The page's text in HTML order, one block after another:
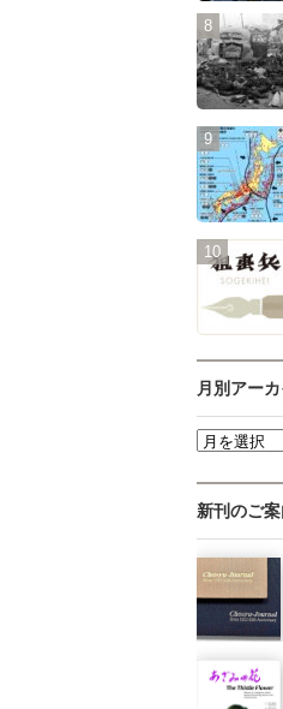
月別アー
新刊のご